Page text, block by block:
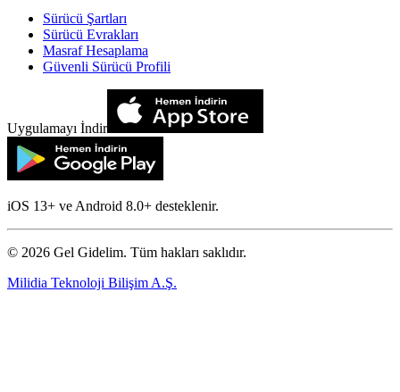
Sürücü Şartları
Sürücü Evrakları
Masraf Hesaplama
Güvenli Sürücü Profili
Uygulamayı İndir
iOS 13+ ve Android 8.0+ desteklenir.
© 2026 Gel Gidelim. Tüm hakları saklıdır.
Milidia Teknoloji Bilişim A.Ş.